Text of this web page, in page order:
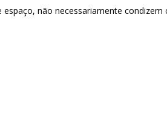
não necessariamente